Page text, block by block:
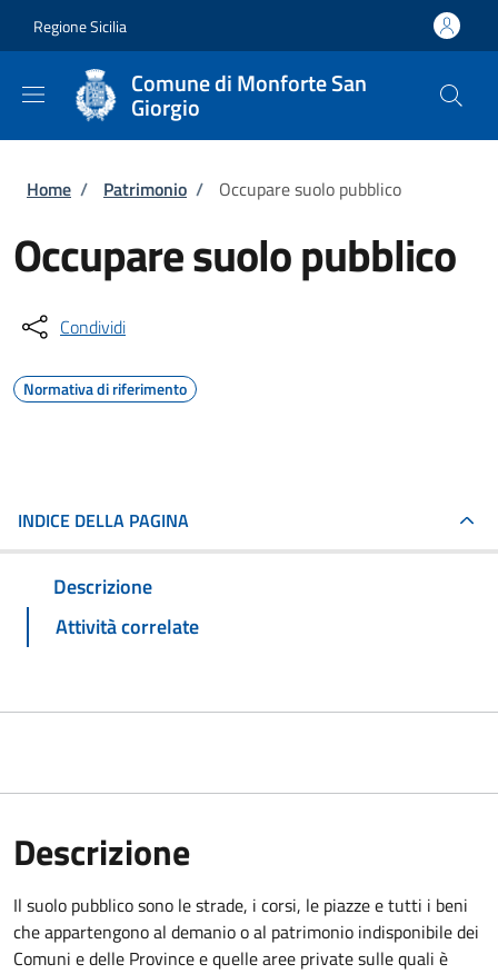
Regione Sicilia
Comune di Monforte San
Giorgio
Briciole di pane
Home / Patrimonio / Occupare suolo pubblico
Occupare suolo pubblico
Condividi
Normativa di riferimento
INDICE DELLA PAGINA
Descrizione
Attività correlate
Descrizione
Il suolo pubblico sono le strade, i corsi, le piazze e tutti i beni
che appartengono al demanio o al patrimonio indisponibile dei
Comuni e delle Province e quelle aree private sulle quali è